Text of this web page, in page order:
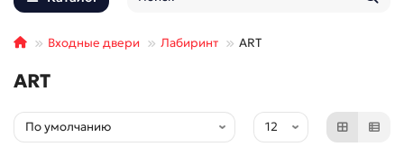
Входные двери Лабиринт ART
ART